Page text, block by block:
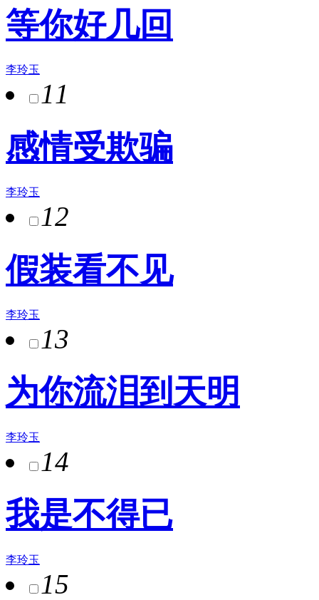
等你好几回
李玲玉
11
感情受欺骗
李玲玉
12
假装看不见
李玲玉
13
为你流泪到天明
李玲玉
14
我是不得已
李玲玉
15